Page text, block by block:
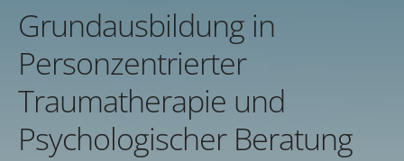
Grundausbildung in
Personzentrierter
Traumatherapie und
Psychologischer Beratung